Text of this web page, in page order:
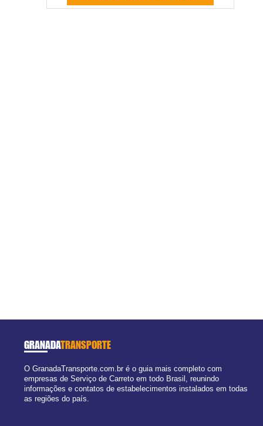
GRANADATRANSPORTE
O GranadaTransporte.com.br é o guia mais completo com
empresas de Serviço de Carreto em todo Brasil, reunindo
informações e contatos de estabelecimentos instalados em todas
as regiões do país.